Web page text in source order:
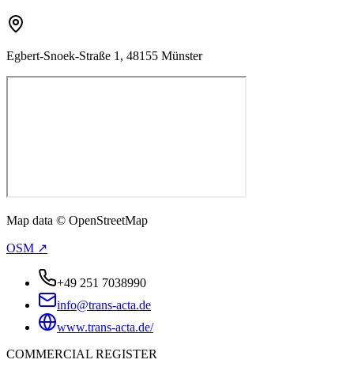
Egbert-Snoek-Straße 1, 48155 Münster
Map data © OpenStreetMap
OSM ↗
+49 251 7038990
info@trans-acta.de
www.trans-acta.de/
COMMERCIAL REGISTER